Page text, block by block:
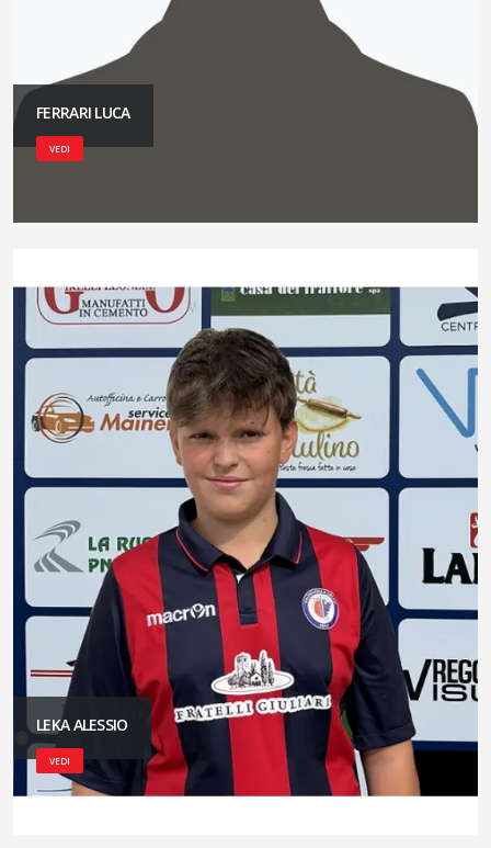
FERRARI LUCA
VEDI
LEKA ALESSIO
VEDI